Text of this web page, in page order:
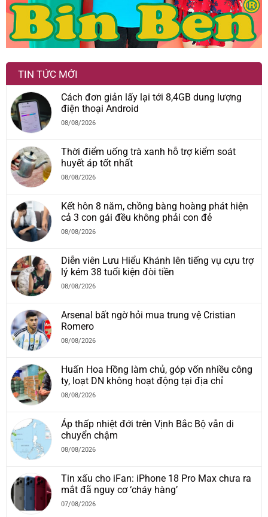
TIN TỨC MỚI
Cách đơn giản lấy lại tới 8,4GB dung lượng
điện thoại Android
08/08/2026
Thời điểm uống trà xanh hỗ trợ kiểm soát
huyết áp tốt nhất
08/08/2026
Kết hôn 8 năm, chồng bàng hoàng phát hiện
cả 3 con gái đều không phải con đẻ
08/08/2026
Diễn viên Lưu Hiểu Khánh lên tiếng vụ cựu trợ
lý kém 38 tuổi kiện đòi tiền
08/08/2026
Arsenal bất ngờ hỏi mua trung vệ Cristian
Romero
08/08/2026
Huấn Hoa Hồng làm chủ, góp vốn nhiều công
ty, loạt DN không hoạt động tại địa chỉ
08/08/2026
Áp thấp nhiệt đới trên Vịnh Bắc Bộ vẫn di
chuyển chậm
08/08/2026
Tin xấu cho iFan: iPhone 18 Pro Max chưa ra
mắt đã nguy cơ ‘cháy hàng’
07/08/2026